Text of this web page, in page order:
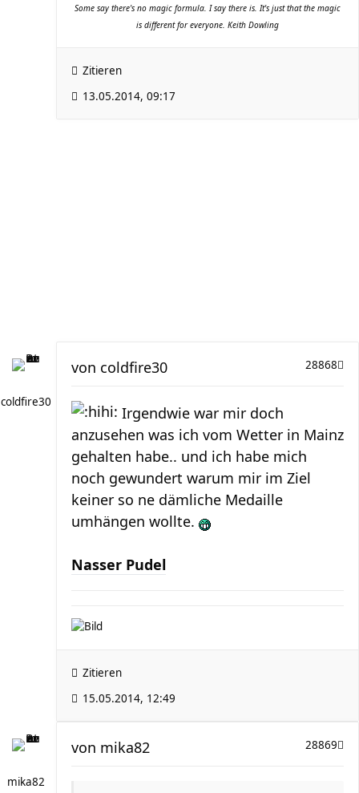
Some say there's no magic formula. I say there is. It's just that the magic
is different for everyone. Keith Dowling
Zitieren
13.05.2014, 09:17
coldfire30
28868
von coldfire30
Irgendwie war mir doch
anzusehen was ich vom Wetter in Mainz
gehalten habe.. und ich habe mich
noch gewundert warum mir im Ziel
keiner so ne dämliche Medaille
umhängen wollte.
Nasser Pudel
Zitieren
15.05.2014, 12:49
mika82
28869
von mika82